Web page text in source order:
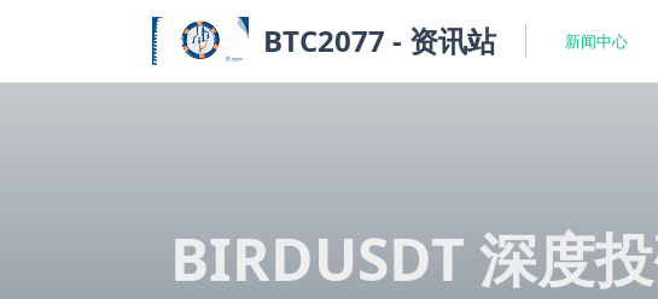
BTC2077 - 资讯站 新闻中心
BIRDUSDT 深度